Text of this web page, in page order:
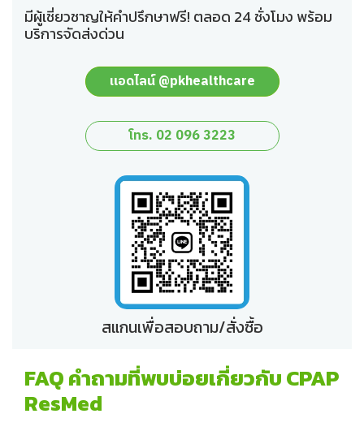
มีผู้เชี่ยวชาญให้คำปรึกษาฟรี! ตลอด 24 ชั่งโมง พร้อม
บริการจัดส่งด่วน
แอดไลน์ @pkhealthcare
โทร. 02 096 3223
สแกนเพื่อสอบถาม/สั่งซื้อ
FAQ คำถามที่พบบ่อยเกี่ยวกับ CPAP
ResMed